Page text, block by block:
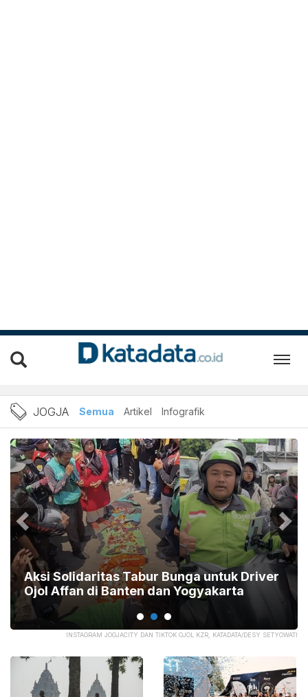
Berita Jogja Terbaru
JOGJA Semua Artikel Infografik
INSTAGRAM JOGJACITY DAN TIKTOK OJOL KZR, KATADATA/DESY SETYOWATI
Aksi Solidaritas Tabur Bunga untuk Driver
Ojol Affan di Banten dan Yogyakarta